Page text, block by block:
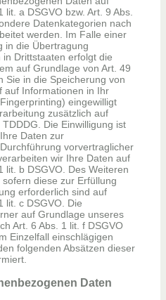
a DSGVO bzw. Art. 9 Abs.
Datenkategorien nach
werden. Im Falle einer
in die Übertragung
Drittstaaten erfolgt die
auf Grundlage von Art. 49
Sie in die Speicherung von
auf Informationen in Ihr
eingewilligt
zusätzlich auf
Die Einwilligung ist
Daten zur
vorvertraglicher
wir Ihre Daten auf
lit. b DSGVO. Des Weiteren
diese zur Erfüllung
erforderlich sind auf
lit. c DSGVO. Die
auf Grundlage unseres
Art. 6 Abs. 1 lit. f DSGVO
Einzelfall einschlägigen
folgenden Absätzen dieser
Daten